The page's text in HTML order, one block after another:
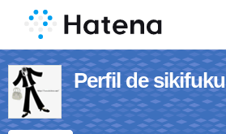
Perfil de sikifuku